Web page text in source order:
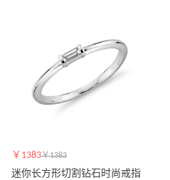
￥1383￥1383
迷你长方形切割钻石时尚戒指